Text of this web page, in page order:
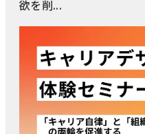
欲を削...